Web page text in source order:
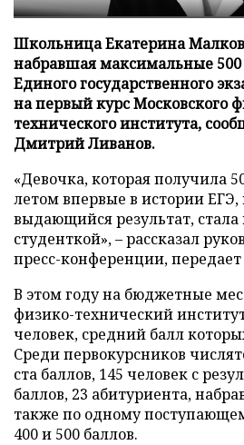
Школьница Екатерина
набравшая максимальные 500
Единого государственного
на первый курс Московского
технического института,
Дмитрий Ливанов.
«Девочка, которая получила
летом впервые в истории ЕГЭ,
выдающийся результат,
студенткой», – рассказал
пресс-конференции, передает
В этом году на бюджетные
физико-технический
человек, средний балл
Среди первокурсников
ста баллов, 145 человек с
баллов, 23 абитуриента,
также по одному
400 и 500 баллов.